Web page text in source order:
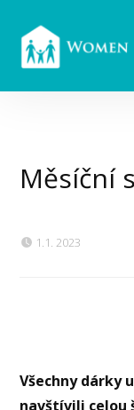
Měsíční
1.1. 2023
Všechny dárky
navštívili celou